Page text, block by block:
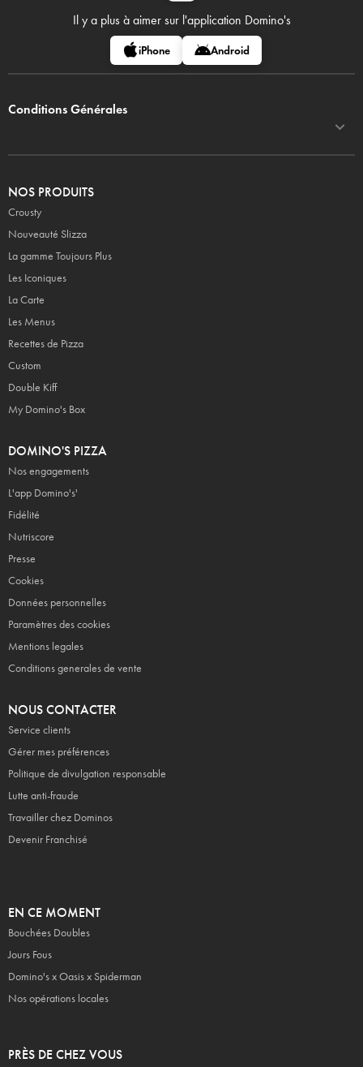
Il y a plus à aimer sur l'application Domino's
iPhone Android
Conditions Générales
NOS PRODUITS
Crousty
Nouveauté Slizza
La gamme Toujours Plus
Les Iconiques
La Carte
Les Menus
Recettes de Pizza
Custom
Double Kiff
My Domino's Box
DOMINO'S PIZZA
Nos engagements
L'app Domino's'
Fidélité
Nutriscore
Presse
Cookies
Données personnelles
Paramètres des cookies
Mentions legales
Conditions generales de vente
NOUS CONTACTER
Service clients
Gérer mes préférences
Politique de divulgation responsable
Lutte anti-fraude
Travailler chez Dominos
Devenir Franchisé
EN CE MOMENT
Bouchées Doubles
Jours Fous
Domino's x Oasis x Spiderman
Nos opérations locales
PRÈS DE CHEZ VOUS